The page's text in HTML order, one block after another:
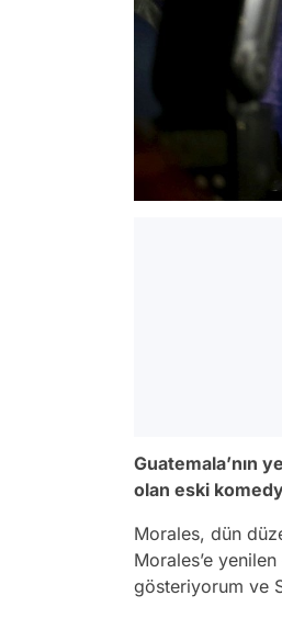
Guatemala’nın
olan eski
Morales, dün
Morales’e
gösteriyorum ve